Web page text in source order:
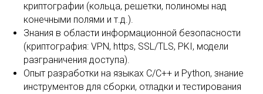
криптографии (кольца, решетки, полиномы над
конечными полями и т.д.).
Знания в области информационной безопасности
(криптография: VPN, https, SSL/TLS, PKI, модели
разграничения доступа).
Опыт разработки на языках С/C++ и Python, знание
инструментов для сборки, отладки и тестирования